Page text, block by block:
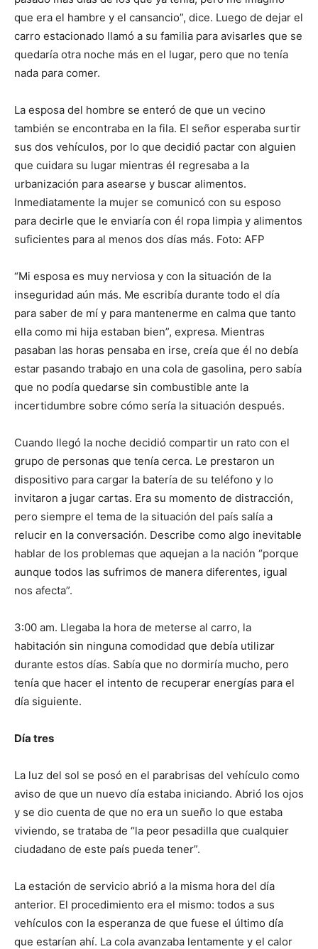
que era el hambre y el cansancio”, dice. Luego de dejar el
carro estacionado llamó a su familia para avisarles que se
quedaría otra noche más en el lugar, pero que no tenía
nada para comer.
La esposa del hombre se enteró de que un vecino
también se encontraba en la fila. El señor esperaba surtir
sus dos vehículos, por lo que decidió pactar con alguien
que cuidara su lugar mientras él regresaba a la
urbanización para asearse y buscar alimentos.
Inmediatamente la mujer se comunicó con su esposo
para decirle que le enviaría con él ropa limpia y alimentos
suficientes para al menos dos días más. Foto: AFP
“Mi esposa es muy nerviosa y con la situación de la
inseguridad aún más. Me escribía durante todo el día
para saber de mí y para mantenerme en calma que tanto
ella como mi hija estaban bien”, expresa. Mientras
pasaban las horas pensaba en irse, creía que él no debía
estar pasando trabajo en una cola de gasolina, pero sabía
que no podía quedarse sin combustible ante la
incertidumbre sobre cómo sería la situación después.
Cuando llegó la noche decidió compartir un rato con el
grupo de personas que tenía cerca. Le prestaron un
dispositivo para cargar la batería de su teléfono y lo
invitaron a jugar cartas. Era su momento de distracción,
pero siempre el tema de la situación del país salía a
relucir en la conversación. Describe como algo inevitable
hablar de los problemas que aquejan a la nación “porque
aunque todos las sufrimos de manera diferentes, igual
nos afecta”.
3:00 am. Llegaba la hora de meterse al carro, la
habitación sin ninguna comodidad que debía utilizar
durante estos días. Sabía que no dormiría mucho, pero
tenía que hacer el intento de recuperar energías para el
día siguiente.
Día tres
La luz del sol se posó en el parabrisas del vehículo como
aviso de que un nuevo día estaba iniciando. Abrió los ojos
y se dio cuenta de que no era un sueño lo que estaba
viviendo, se trataba de “la peor pesadilla que cualquier
ciudadano de este país pueda tener”.
La estación de servicio abrió a la misma hora del día
anterior. El procedimiento era el mismo: todos a sus
vehículos con la esperanza de que fuese el último día
que estarían ahí. La cola avanzaba lentamente y el calor